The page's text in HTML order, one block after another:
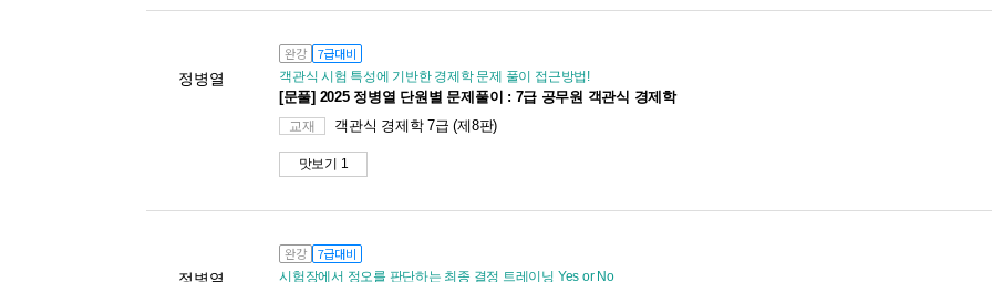
정병열
완강 7급대비
객관식 시험 특성에 기반한 경제학 문제 풀이 접근방법!
[문풀] 2025 정병열 단원별 문제풀이 : 7급 공무원 객관식 경제학
교재 객관식 경제학 7급 (제8판)
맛보기 1
완강 7급대비
시험장에서 정오를 판단하는 최종 결정 트레이닝 Yes or No